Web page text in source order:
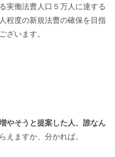
実働法曹人口５万人に達する
程度の新規法曹の確保を目指
ざいます。
やそうと提案した人、誰なん
えますか、分かれば。